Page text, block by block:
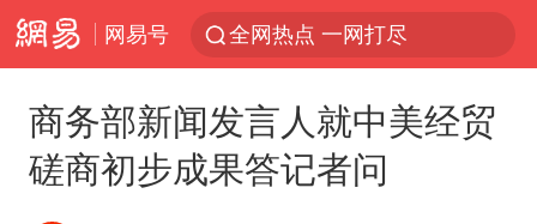
网易号 全网热点 一网打尽
商务部新闻发言人就中美经贸
磋商初步成果答记者问